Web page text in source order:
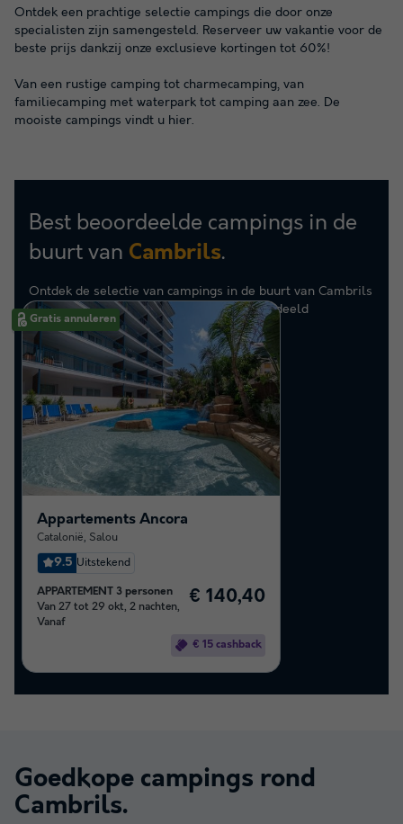
Ontdek een prachtige selectie campings die door onze
specialisten zijn samengesteld. Reserveer uw vakantie voor de
beste prijs dankzij onze exclusieve kortingen tot 60%!
Van een rustige camping tot charmecamping, van
familiecamping met waterpark tot camping aan zee. De
mooiste campings vindt u hier.
Best beoordeelde campings in de
buurt van Cambrils.
Ontdek de selectie van campings in de buurt van Cambrils
die door onze klanten als beste zijn beoordeeld
Gratis annuleren
Appartements Ancora
Catalonië, Salou
9.5 Uitstekend
APPARTEMENT 3 personen
Van 27 tot 29 okt, 2 nachten,
Vanaf
€ 140,40
€ 15 cashback
Goedkope campings rond
Cambrils.